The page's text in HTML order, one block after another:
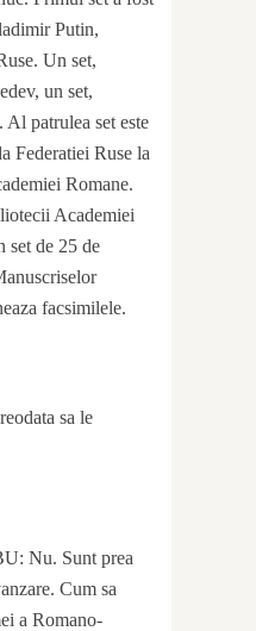
Putin,
Un set,
un set,
patrulea set este
Federatiei Ruse la
Romane.
Academiei
set de 25 de
facsimilele.
sa le
Nu. Sunt prea
Cum sa
a Romano-